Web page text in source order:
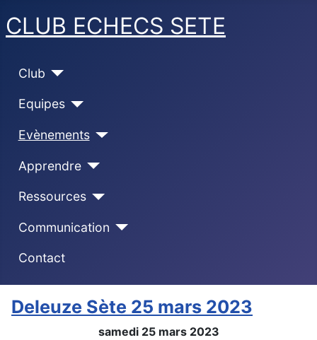
CLUB ECHECS SETE
Club
Equipes
Evènements
Apprendre
Ressources
Communication
Contact
Deleuze Sète 25 mars 2023
samedi 25 mars 2023